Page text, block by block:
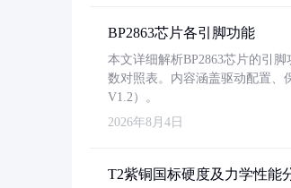
BP2863芯片各引脚功能
本文详细解析BP2863芯片的引
数对照表。内容涵盖驱动配置、
V1.2）。
2026年8月4日
T2紫铜国标硬度及力学性能